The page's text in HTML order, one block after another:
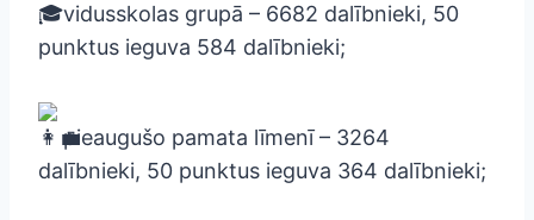
vidusskolas grupā – 6682 dalībnieki, 50
punktus ieguva 584 dalībnieki;
pieaugušo pamata līmenī – 3264
dalībnieki, 50 punktus ieguva 364 dalībnieki;